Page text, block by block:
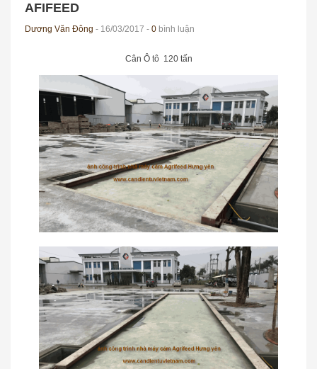
AFIFEED
Dương Văn Đông - 16/03/2017 - 0 bình luận
Cân Ô tô 120 tấn